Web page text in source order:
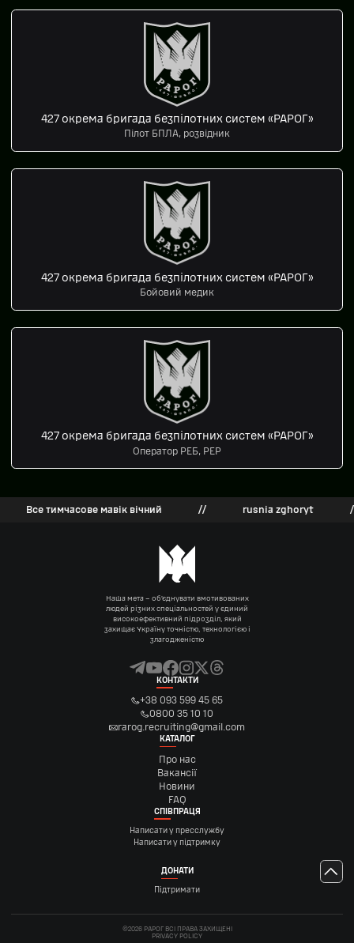
427 окрема бригада безпілотних систем «РАРОГ»
Пілот БПЛА, розвідник
427 окрема бригада безпілотних систем «РАРОГ»
Бойовий медик
427 окрема бригада безпілотних систем «РАРОГ»
Оператор РЕБ, РЕР
Все тимчасове мавік вічний rusnia zghoryt
Наша мета – об’єднувати вмотивованих
людей різних спеціальностей у єдиний
високоефективний підрозділ, який
захищає Україну точністю, технологією і
злагодженістю
КОНТАКТИ
+38 093 599 45 65
0800 35 10 10
rarog.recruiting@gmail.com
КАТАЛОГ
Про нас
Вакансії
Новини
FAQ
СПІВПРАЦЯ
Написати у пресслужбу
Написати у підтримку
ДОНАТИ
Підтримати
©2026 РАРОГ ВСІ ПРАВА ЗАХИЩЕНІ
PRIVACY POLICY